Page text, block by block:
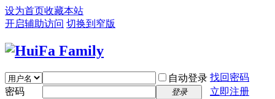
设为首页收藏本站
开启辅助访问 切换到窄版
自动登录 找回密码
密码
登录
立即注册